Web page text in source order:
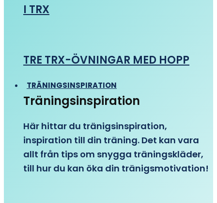
I TRX
TRE TRX-ÖVNINGAR MED HOPP
TRÄNINGSINSPIRATION
Träningsinspiration
Här hittar du tränigsinspiration,
inspiration till din träning. Det kan vara
allt från tips om snygga träningskläder,
till hur du kan öka din tränigsmotivation!